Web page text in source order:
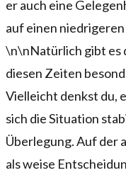
er auch eine
auf einen
\n\nNatürlich gibt es
diesen Zeiten
Vielleicht denkst du,
sich die Situation
Überlegung. Auf der
als weise